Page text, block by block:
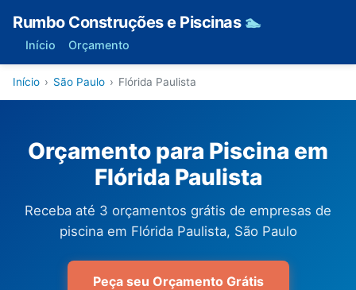
Rumbo Construções e Piscinas 🏊
Início Orçamento
Início › São Paulo › Flórida Paulista
Orçamento para Piscina em
Flórida Paulista
Receba até 3 orçamentos grátis de empresas de
piscina em Flórida Paulista, São Paulo
Peça seu Orçamento Grátis